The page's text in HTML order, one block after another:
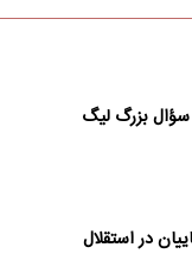
سؤال بزرگ لیگ
در استقلال